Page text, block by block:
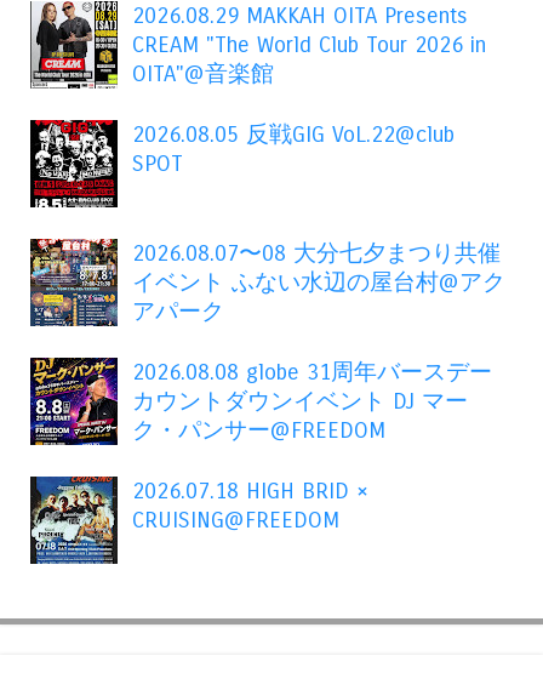
2026.08.29 MAKKAH OITA Presents
CREAM "The World Club Tour 2026 in
OITA"@音楽館
2026.08.05 反戦GIG VoL.22@club
SPOT
2026.08.07〜08 大分七夕まつり共催
イベント ふない水辺の屋台村@アク
アパーク
2026.08.08 globe 31周年バースデー
カウントダウンイベント DJ マー
ク・パンサー@FREEDOM
2026.07.18 HIGH BRID ×
CRUISING@FREEDOM